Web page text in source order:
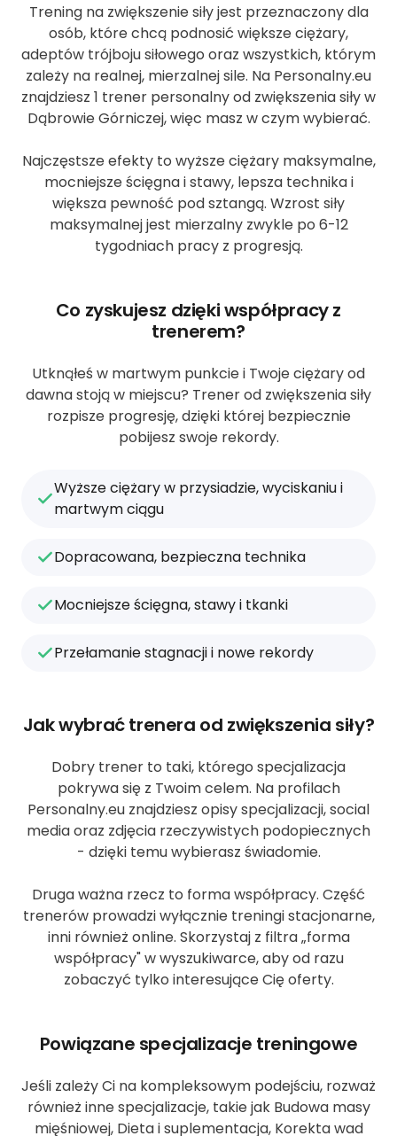
Trening na zwiększenie siły jest przeznaczony dla
osób, które chcą podnosić większe ciężary,
adeptów trójboju siłowego oraz wszystkich, którym
zależy na realnej, mierzalnej sile. Na Personalny.eu
znajdziesz 1 trener personalny od zwiększenia siły w
Dąbrowie Górniczej, więc masz w czym wybierać.
Najczęstsze efekty to wyższe ciężary maksymalne,
mocniejsze ścięgna i stawy, lepsza technika i
większa pewność pod sztangą. Wzrost siły
maksymalnej jest mierzalny zwykle po 6-12
tygodniach pracy z progresją.
Co zyskujesz dzięki współpracy z
trenerem?
Utknąłeś w martwym punkcie i Twoje ciężary od
dawna stoją w miejscu? Trener od zwiększenia siły
rozpisze progresję, dzięki której bezpiecznie
pobijesz swoje rekordy.
Wyższe ciężary w przysiadzie, wyciskaniu i
martwym ciągu
Dopracowana, bezpieczna technika
Mocniejsze ścięgna, stawy i tkanki
Przełamanie stagnacji i nowe rekordy
Jak wybrać trenera od zwiększenia siły?
Dobry trener to taki, którego specjalizacja
pokrywa się z Twoim celem. Na profilach
Personalny.eu znajdziesz opisy specjalizacji, social
media oraz zdjęcia rzeczywistych podopiecznych
- dzięki temu wybierasz świadomie.
Druga ważna rzecz to forma współpracy. Część
trenerów prowadzi wyłącznie treningi stacjonarne,
inni również online. Skorzystaj z filtra „forma
współpracy" w wyszukiwarce, aby od razu
zobaczyć tylko interesujące Cię oferty.
Powiązane specjalizacje treningowe
Jeśli zależy Ci na kompleksowym podejściu, rozważ
również inne specjalizacje, takie jak Budowa masy
mięśniowej, Dieta i suplementacja, Korekta wad